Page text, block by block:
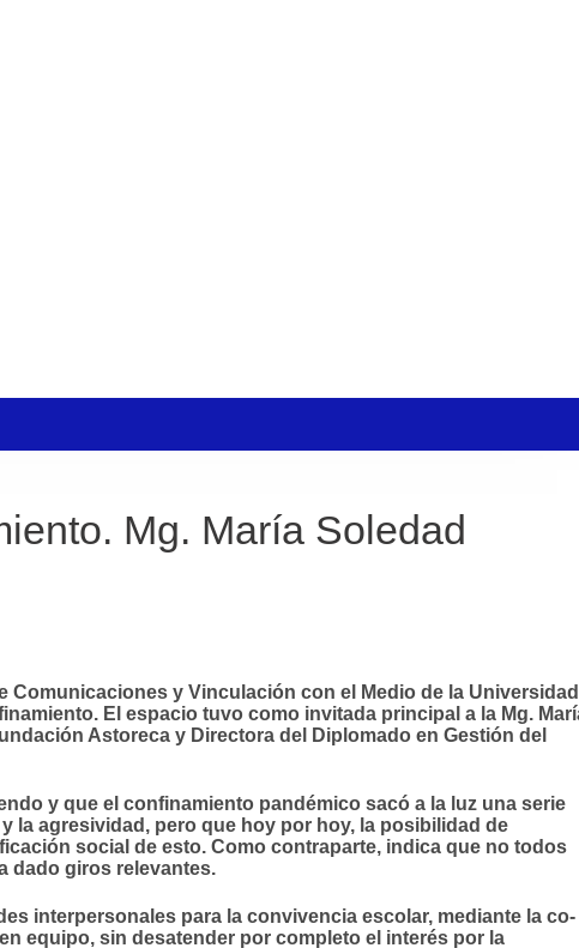
Mg. María Soledad
y Vinculación con el Medio de la Universidad
El espacio tuvo como invitada principal a la Mg.
Astoreca y Directora del Diplomado en Gestión del
y que el confinamiento pandémico sacó a la luz una serie
la agresividad, pero que hoy por hoy, la posibilidad de
social de esto. Como contraparte, indica que no todos
dado giros relevantes.
interpersonales para la convivencia escolar, mediante la co-
equipo, sin desatender por completo el interés por la